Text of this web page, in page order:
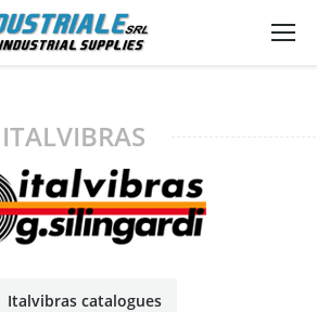
ITALVIBRAS
Italvibras catalogues